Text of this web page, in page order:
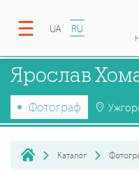
UA RU
Ярослав
Фотограф
Каталог